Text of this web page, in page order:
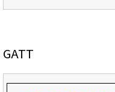
GATT